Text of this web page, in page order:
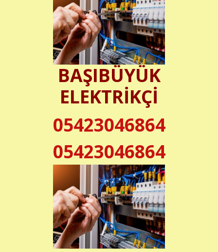
BAŞIBÜYÜK
ELEKTRİKÇİ
05423046864
05423046864